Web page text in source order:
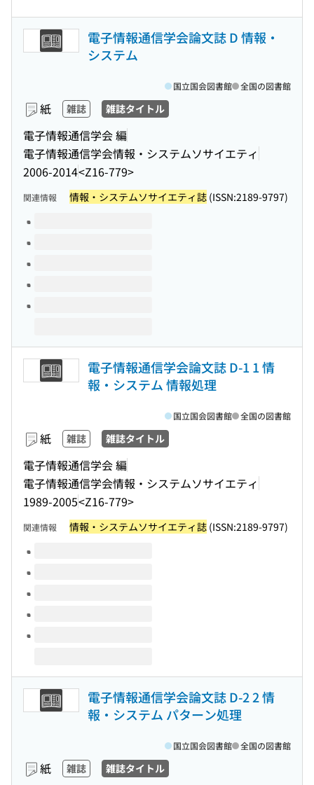
電子情報通信学会論文誌 D 情報・
システム
紙 雑誌 雑誌タイトル
電子情報通信学会 編
電子情報通信学会情報・システムソサイエティ
2006-2014<Z16-779>
国立国会図書館 全国の図書館
関連情報 情報・システムソサイエティ誌 (ISSN:2189-9797)
このタイトルの巻号
電子情報通信学会論文誌 D-1 1 情
報・システム 情報処理
紙 雑誌 雑誌タイトル
電子情報通信学会 編
電子情報通信学会情報・システムソサイエティ
1989-2005<Z16-779>
国立国会図書館 全国の図書館
関連情報 情報・システムソサイエティ誌 (ISSN:2189-9797)
このタイトルの巻号
電子情報通信学会論文誌 D-2 2 情
報・システム パターン処理
紙 雑誌 雑誌タイトル
国立国会図書館 全国の図書館